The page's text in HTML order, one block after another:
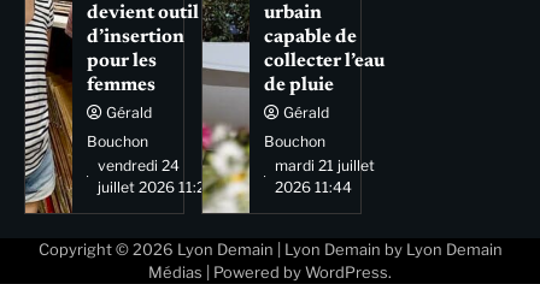
devient outil
d’insertion
pour les
femmes
Gérald
Bouchon
vendredi 24
juillet 2026 11:29
urbain
capable de
collecter l’eau
de pluie
Gérald
Bouchon
mardi 21 juillet
2026 11:44
Copyright © 2026 Lyon Demain | Lyon Demain by Lyon Demain
Médias | Powered by WordPress.